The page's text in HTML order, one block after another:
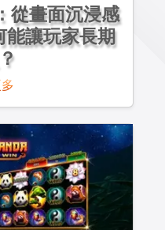
從畫面沉浸感
能讓玩家長期